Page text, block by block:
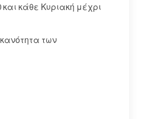
και κάθε Κυριακή μέχρι
των